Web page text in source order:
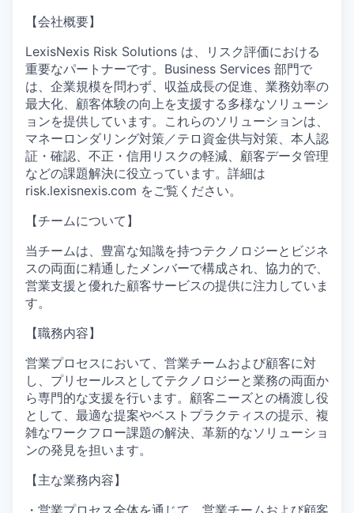
【会社概要】
LexisNexis Risk Solutions は、リスク評価における
重要なパートナーです。Business Services 部門で
は、企業規模を問わず、収益成長の促進、業務効率の
最大化、顧客体験の向上を支援する多様なソリューシ
ョンを提供しています。これらのソリューションは、
マネーロンダリング対策／テロ資金供与対策、本人認
証・確認、不正・信用リスクの軽減、顧客データ管理
などの課題解決に役立っています。詳細は
risk.lexisnexis.com をご覧ください。
【チームについて】
当チームは、豊富な知識を持つテクノロジーとビジネ
スの両面に精通したメンバーで構成され、協力的で、
営業支援と優れた顧客サービスの提供に注力していま
す。
【職務内容】
営業プロセスにおいて、営業チームおよび顧客に対
し、プリセールスとしてテクノロジーと業務の両面か
ら専門的な支援を行います。顧客ニーズとの橋渡し役
として、最適な提案やベストプラクティスの提示、複
雑なワークフロー課題の解決、革新的なソリューショ
ンの発見を担います。
【主な業務内容】
・営業プロセス全体を通じて、営業チームおよび顧客